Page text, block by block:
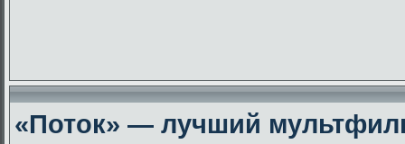
«Поток» — лучший